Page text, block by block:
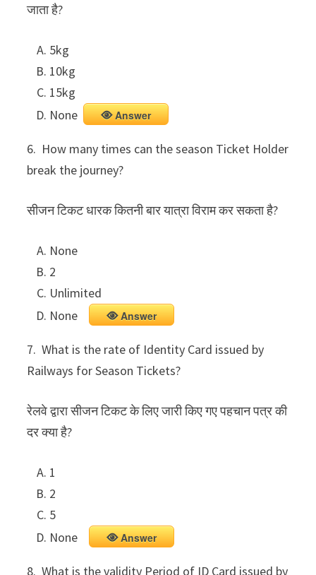
जाता है?
5kg
10kg
15kg
None
Answer
6. How many times can the season Ticket Holder
break the journey?
सीजन टिकट धारक कितनी बार यात्रा विराम कर सकता है?
None
2
Unlimited
None
Answer
7. What is the rate of Identity Card issued by
Railways for Season Tickets?
रेलवे द्वारा सीजन टिकट के लिए जारी किए गए पहचान पत्र की
दर क्या है?
1
2
5
None
Answer
8. What is the validity Period of ID Card issued by